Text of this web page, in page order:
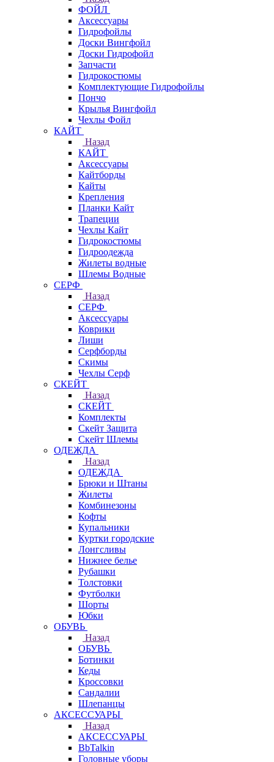
ФОЙЛ
Аксессуары
Гидрофойлы
Доски Вингфойл
Доски Гидрофойл
Запчасти
Гидрокостюмы
Комплектующие Гидрофойлы
Пончо
Крылья Вингфойл
Чехлы Фойл
КАЙТ
Назад
КАЙТ
Аксессуары
Кайтборды
Кайты
Крепления
Планки Кайт
Трапеции
Чехлы Кайт
Гидрокостюмы
Гидроодежда
Жилеты водные
Шлемы Водные
СЕРФ
Назад
СЕРФ
Аксессуары
Коврики
Лиши
Серфборды
Скимы
Чехлы Cерф
СКЕЙТ
Назад
СКЕЙТ
Комплекты
Скейт Защита
Скейт Шлемы
ОДЕЖДА
Назад
ОДЕЖДА
Брюки и Штаны
Жилеты
Комбинезоны
Кофты
Купальники
Куртки городские
Лонгсливы
Нижнее белье
Рубашки
Толстовки
Футболки
Шорты
Юбки
ОБУВЬ
Назад
ОБУВЬ
Ботинки
Кеды
Кроссовки
Сандалии
Шлепанцы
АКСЕССУАРЫ
Назад
АКСЕССУАРЫ
BbTalkin
Головные уборы